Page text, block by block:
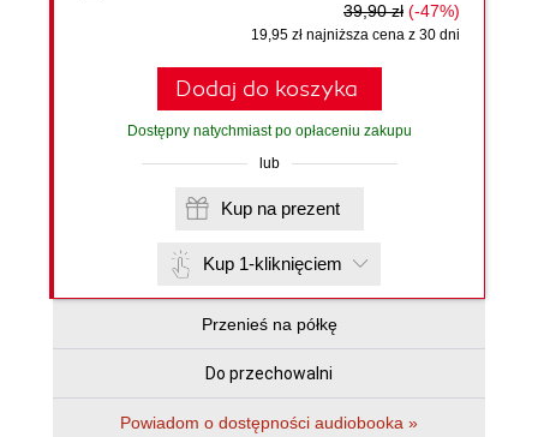
39,90 zł (-47%)
19,95 zł najniższa cena z 30 dni
Dodaj do koszyka
Dostępny natychmiast po opłaceniu zakupu
lub
Kup na prezent
Kup 1-kliknięciem
Przenieś na półkę
Do przechowalni
Powiadom o dostępności audiobooka »